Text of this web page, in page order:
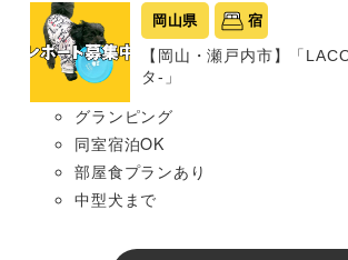
岡山県 宿
【岡山・瀬戸内市】「
タ-」
グランピング
同室宿泊OK
部屋食プランあり
中型犬まで